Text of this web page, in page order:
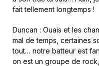
fait tellement longtemps !
Duncan : Ouais et les
mal de temps, certaines
tout… notre batteur est
on est un groupe de